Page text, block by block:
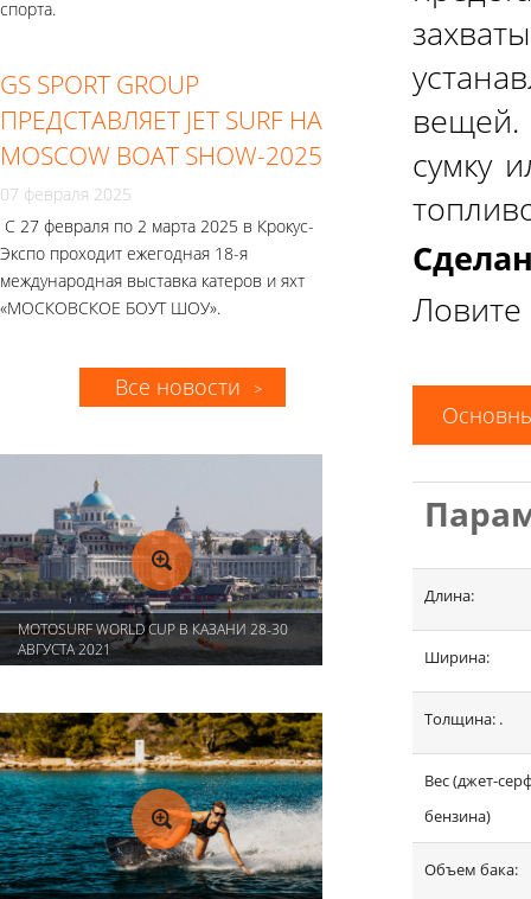
спорта.
GS SPORT GROUP
ПРЕДСТАВЛЯЕТ JET SURF НА
MOSCOW BOAT SHOW-2025
07 февраля 2025
С 27 февраля по 2 марта 2025 в Крокус-
Экспо проходит ежегодная 18-я
международная выставка катеров и яхт
«МОСКОВСКОЕ БОУТ ШОУ».
Все новости
MOTOSURF WORLD CUP В КАЗАНИ 28-30
АВГУСТА 2021
сумку
Ловите
Длина:
Ширина:
Толщина: .
Вес (джет-
бензина)
Объем бака: